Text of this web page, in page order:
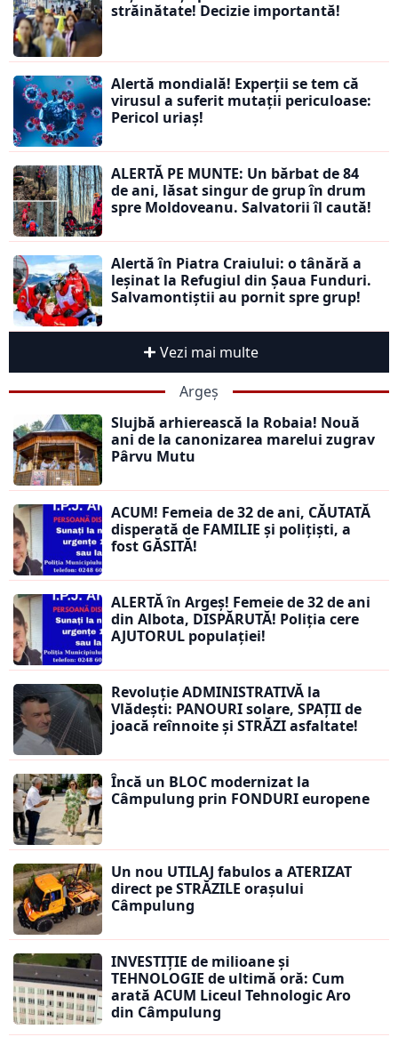
străinătate! Decizie importantă!
Alertă mondială! Experții se tem că
virusul a suferit mutații periculoase:
Pericol uriaș!
ALERTĂ PE MUNTE: Un bărbat de 84
de ani, lăsat singur de grup în drum
spre Moldoveanu. Salvatorii îl caută!
Alertă în Piatra Craiului: o tânără a
leșinat la Refugiul din Șaua Funduri.
Salvamontiștii au pornit spre grup!
Vezi mai multe
Argeș
Slujbă arhierească la Robaia! Nouă
ani de la canonizarea marelui zugrav
Pârvu Mutu
ACUM! Femeia de 32 de ani, CĂUTATĂ
disperată de FAMILIE și polițiști, a
fost GĂSITĂ!
ALERTĂ în Argeș! Femeie de 32 de ani
din Albota, DISPĂRUTĂ! Poliția cere
AJUTORUL populației!
Revoluție ADMINISTRATIVĂ la
Vlădești: PANOURI solare, SPAȚII de
joacă reînnoite și STRĂZI asfaltate!
Încă un BLOC modernizat la
Câmpulung prin FONDURI europene
Un nou UTILAJ fabulos a ATERIZAT
direct pe STRĂZILE orașului
Câmpulung
INVESTIȚIE de milioane și
TEHNOLOGIE de ultimă oră: Cum
arată ACUM Liceul Tehnologic Aro
din Câmpulung